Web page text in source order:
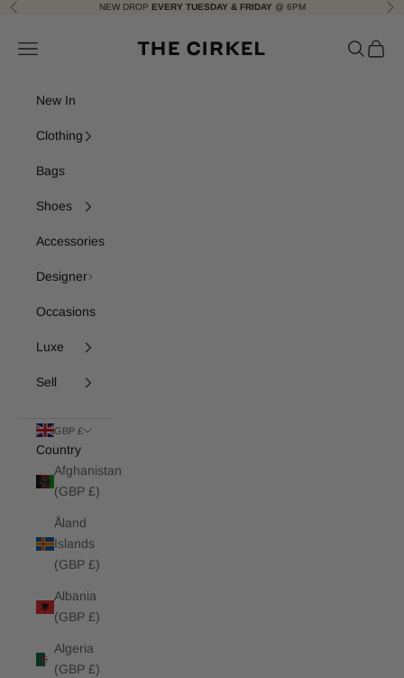
Skip to content
Previous NEW DROP EVERY TUESDAY & FRIDAY @ 6PM
Navigation menu Search
Cart
New In
Clothing
Bags
Shoes
Accessories
Designer
Occasions
Luxe
Sell
GBP £
Country
Afghanistan
(GBP £)
Åland
Islands
(GBP £)
Albania
(GBP £)
Algeria
(GBP £)